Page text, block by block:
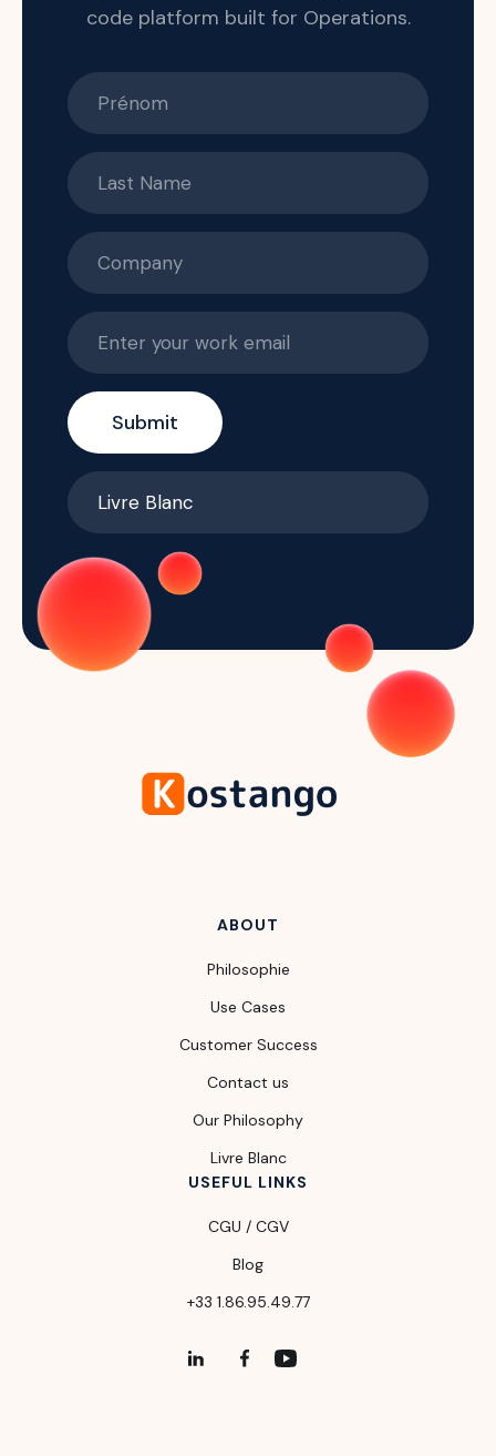
code platform built for Operations.
ABOUT
Philosophie
Use Cases
Customer Success
Contact us
Our Philosophy
Livre Blanc
USEFUL LINKS
CGU / CGV
Blog
+33 1.86.95.49.77